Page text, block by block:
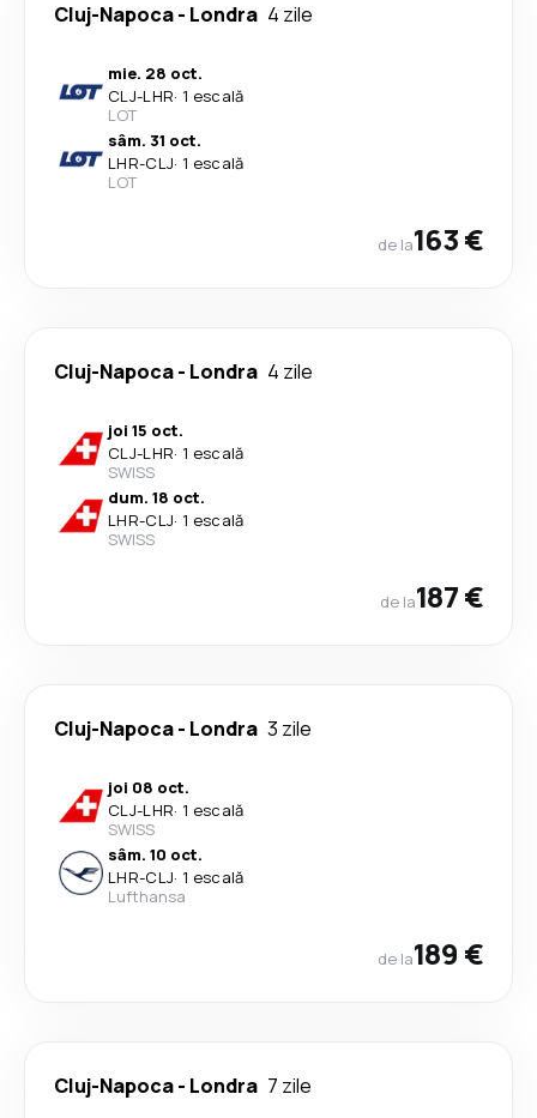
Cluj-Napoca- Londra 4 zile
mie. 28 oct.
CLJ-LHR· 1 escală
LOT
sâm. 31 oct.
LHR-CLJ· 1 escală
LOT
de la163 €
Cluj-Napoca- Londra 4 zile
joi 15 oct.
CLJ-LHR· 1 escală
SWISS
dum. 18 oct.
LHR-CLJ· 1 escală
SWISS
de la187 €
Cluj-Napoca- Londra 3 zile
joi 08 oct.
CLJ-LHR· 1 escală
SWISS
sâm. 10 oct.
LHR-CLJ· 1 escală
Lufthansa
de la189 €
Cluj-Napoca- Londra 7 zile